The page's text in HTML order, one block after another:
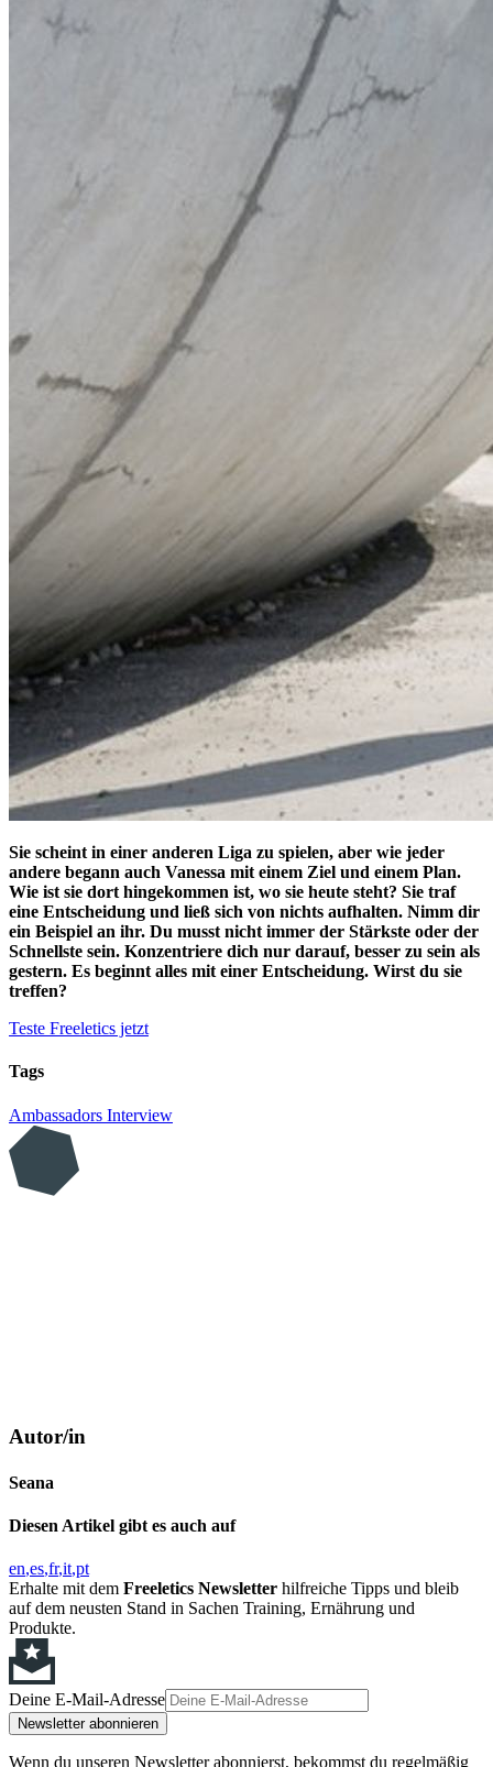
Sie scheint in einer anderen Liga zu spielen, aber wie jeder
andere begann auch Vanessa mit einem Ziel und einem Plan.
Wie ist sie dort hingekommen ist, wo sie heute steht? Sie traf
eine Entscheidung und ließ sich von nichts aufhalten. Nimm dir
ein Beispiel an ihr. Du musst nicht immer der Stärkste oder der
Schnellste sein. Konzentriere dich nur darauf, besser zu sein als
gestern. Es beginnt alles mit einer Entscheidung. Wirst du sie
treffen?
Teste Freeletics jetzt
Tags
Ambassadors Interview
Autor/in
Seana
Diesen Artikel gibt es auch auf
en es fr it pt
Erhalte mit dem Freeletics Newsletter hilfreiche Tipps und bleib
auf dem neusten Stand in Sachen Training, Ernährung und
Produkte.
Deine E-Mail-Adresse
Newsletter abonnieren
Wenn du unseren Newsletter abonnierst, bekommst du regelmäßig